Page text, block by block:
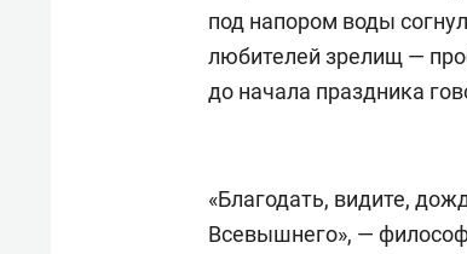
под напором воды
любителей зрелищ —
до начала праздника
«Благодать, видите,
Всевышнего», —